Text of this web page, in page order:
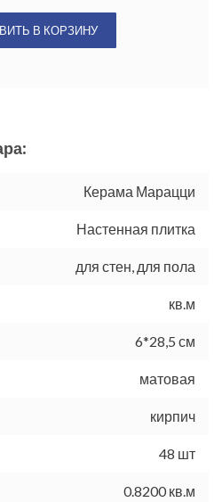
В КОРЗИНУ
Керама Марацци
Настенная плитка
для стен, для пола
кв.м
6*28,5 см
матовая
кирпич
48 шт
0.8200 кв.м